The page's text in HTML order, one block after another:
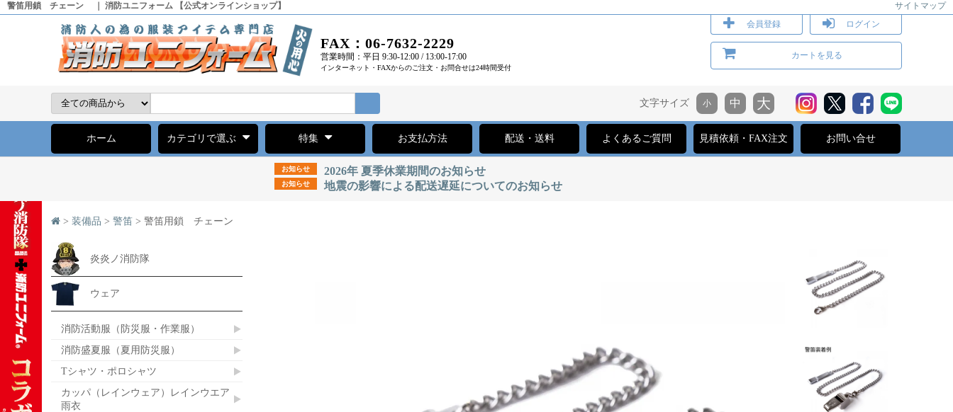
警笛用鎖 チェーン ｜ 消防ユニフォーム 【公式オンラインショップ】 サイトマップ
FAX：06-7632-2229
営業時間：平日 9:30-12:00 / 13:00-17:00
インターネット・FAXからのご注文・お問合せは24時間受付
会員登録 ログイン
カートを見る
文字サイズ
ホーム カテゴリで選ぶ 特集 お支払方法 配送・送料 よくあるご質問 見積依頼・FAX注文 お問い合せ
お知らせ 2026年 夏季休業期間のお知らせ
お知らせ 地震の影響による配送遅延についてのお知らせ
> 装備品 > 警笛 > 警笛用鎖 チェーン
炎炎ノ消防隊
ウェア
消防活動服（防災服・作業服）
消防盛夏服（夏用防災服）
Tシャツ・ポロシャツ
カッパ（レインウェア）レインウエア
雨衣